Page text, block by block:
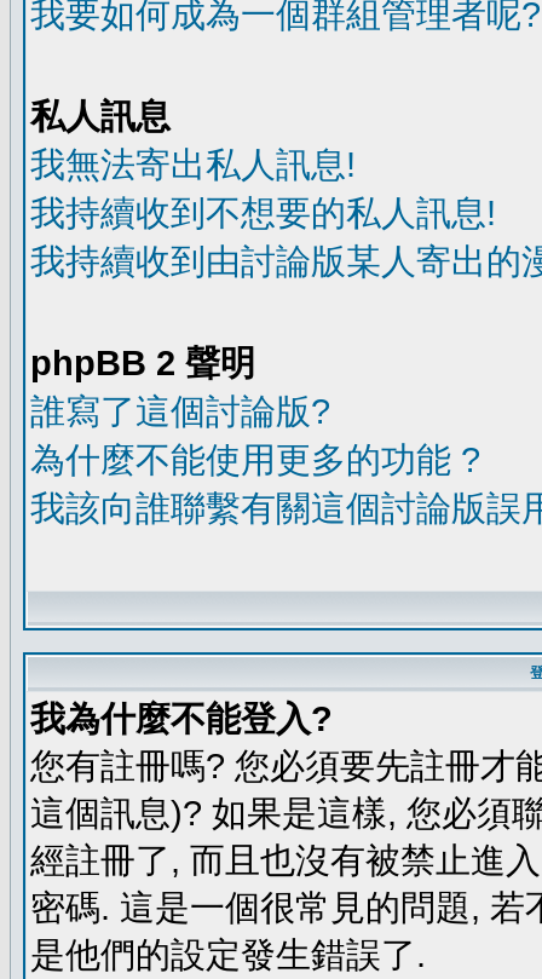
我要如何成為一個群組管理者呢?
私人訊息
我無法寄出私人訊息!
我持續收到不想要的私人訊息!
我持續收到由討論版某人寄出的
phpBB 2 聲明
誰寫了這個討論版?
為什麼不能使用更多的功能 ?
我該向誰聯繫有關這個討論版誤
我為什麼不能登入?
您有註冊嗎? 您必須要先註冊才
這個訊息)? 如果是這樣, 您必須
經註冊了, 而且也沒有被禁止進
密碼. 這是一個很常見的問題,
是他們的設定發生錯誤了.